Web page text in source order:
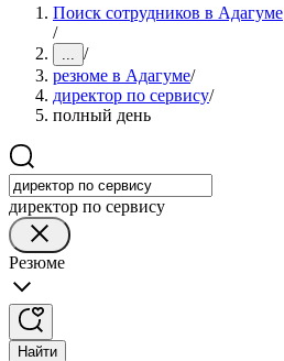
Поиск сотрудников в Адагуме
/
... /
резюме в Адагуме/
директор по сервису/
полный день
директор по сервису
Резюме
Найти